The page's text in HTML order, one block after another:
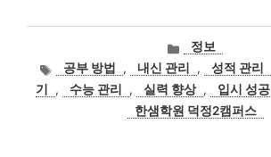
카
테
고
리
정보
태공부 방법 , 내신 관리 , 성적 관리
기
, 수능 관리 , 실력 향상 , 입시 성공
한샘학원 덕정2캠퍼스